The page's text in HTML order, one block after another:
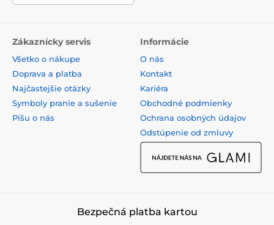
Zákaznícky servis
Všetko o nákupe
Doprava a platba
Najčastejšie otázky
Symboly pranie a sušenie
Píšu o nás
Informácie
O nás
Kontakt
Kariéra
Obchodné podmienky
Ochrana osobných údajov
Odstúpenie od zmluvy
Bezpečná platba kartou